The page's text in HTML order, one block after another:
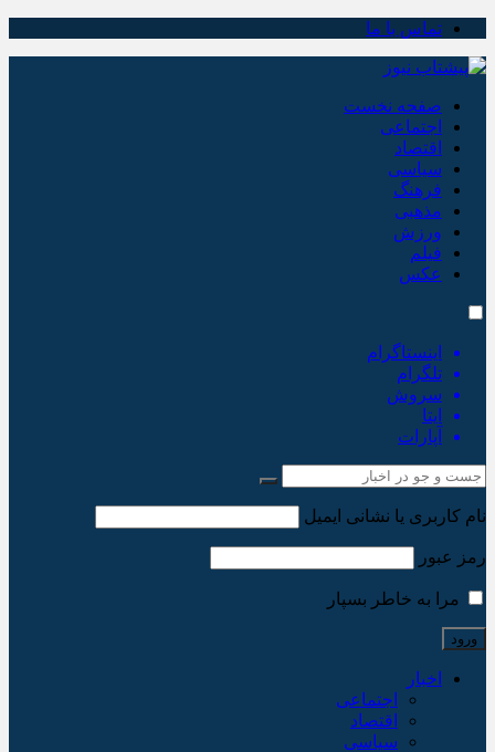
تماس با ما
صفحه نخست
اجتماعی
اقتصاد
سیاسی
فرهنگ
مذهبی
ورزش
فیلم
عکس
اینستاگرام
تلگرام
سروش
ایتا
آپارات
نام کاربری یا نشانی ایمیل
رمز عبور
مرا به خاطر بسپار
اخبار
اجتماعی
اقتصاد
سیاسی